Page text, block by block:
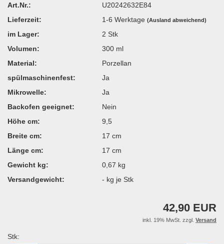
Art.Nr.:
U20242632E84
Lieferzeit:
1-6 Werktage(Ausland abweichend)
im Lager: 2 Stk
Volumen:
300 ml
Material:
Porzellan
spülmaschinenfest:
Ja
Mikrowelle:
Ja
Backofen geeignet:
Nein
Höhe cm:
9,5
Breite cm:
17 cm
Länge cm:
17 cm
Gewicht kg:
0,67 kg
Versandgewicht:
- kg je Stk
42,90 EUR
inkl. 19% MwSt. zzgl. Versand
Stk: